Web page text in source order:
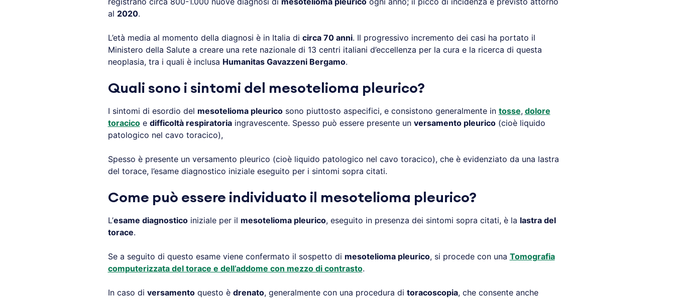
al 2020.
L’età media al momento della diagnosi è in Italia di circa 70 anni. Il progressivo incremento dei casi ha portato il
Ministero della Salute a creare una rete nazionale di 13 centri italiani d’eccellenza per la cura e la ricerca di questa
neoplasia, tra i quali è inclusa Humanitas Gavazzeni Bergamo.
Quali sono i sintomi del mesotelioma pleurico?
I sintomi di esordio del mesotelioma pleuricosono piuttosto aspecifici, e consistono generalmente in tosse, dolore
toracicoe difficoltà respiratoriaingravescente. Spesso può essere presente un versamento pleurico(cioè liquido
patologico nel cavo toracico),
Spesso è presente un versamento pleurico (cioè liquido patologico nel cavo toracico), che è evidenziato da una lastra
del torace, l’esame diagnostico iniziale eseguito per i sintomi sopra citati.
Come può essere individuato il mesotelioma pleurico?
L’esame diagnosticoiniziale per il mesotelioma pleurico, eseguito in presenza dei sintomi sopra citati, è la lastra del
torace.
Se a seguito di questo esame viene confermato il sospetto di mesotelioma pleurico, si procede con una Tomografia
computerizzata del torace e dell’addome con mezzo di contrasto.
In caso di versamentoquesto è drenato, generalmente con una procedura di toracoscopia, che consente anche